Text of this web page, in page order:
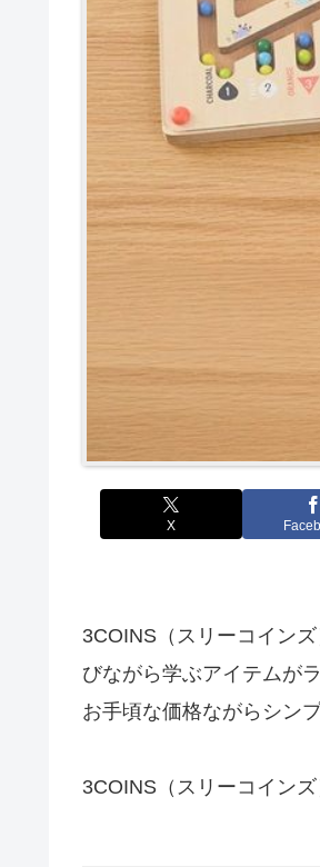
X
3COINS（スリーコイン
びながら学ぶアイテムが
お手頃な価格ながらシン
3COINS（スリーコイン